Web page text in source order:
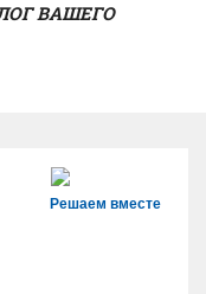
ВАШЕГО
Решаем вместе